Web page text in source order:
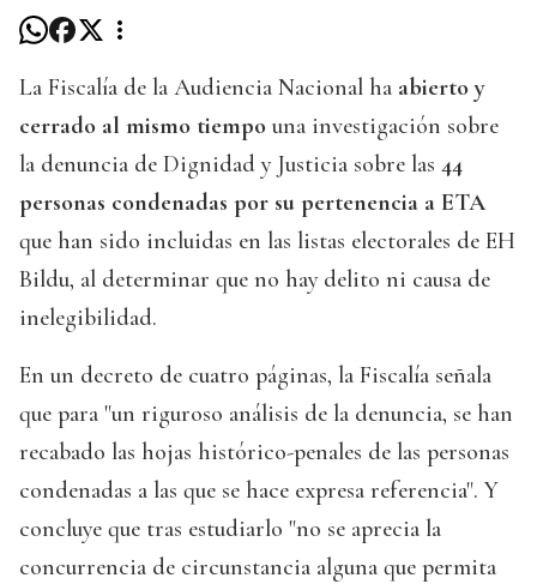
La Fiscalía de la Audiencia Nacional ha abierto y
cerrado al mismo tiempo una investigación sobre
la denuncia de Dignidad y Justicia sobre las 44
personas condenadas por su pertenencia a ETA
que han sido incluidas en las listas electorales de EH
Bildu, al determinar que no hay delito ni causa de
inelegibilidad.
En un decreto de cuatro páginas, la Fiscalía señala
que para "un riguroso análisis de la denuncia, se han
recabado las hojas histórico-penales de las personas
condenadas a las que se hace expresa referencia". Y
concluye que tras estudiarlo "no se aprecia la
concurrencia de circunstancia alguna que permita